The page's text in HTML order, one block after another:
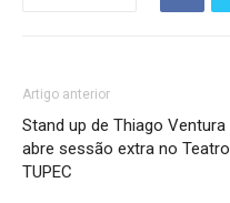
Artigo anterior
Stand up de Thiago Ventura
abre sessão extra no Teatro
TUPEC